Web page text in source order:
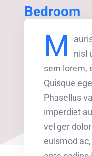
Bedroom
M
nisl
sem lorem,
Quisque
Phasellus
imperdiet
vel ger
euismod